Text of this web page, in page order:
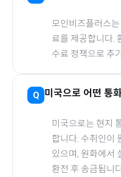
모인비즈플러스
료를 제공합니다.
수료 정책으로 추
미국으로 어떤 통
미국으로는 현지
합니다. 수취인이
있으며, 원화에서
환전 후 송금됩니